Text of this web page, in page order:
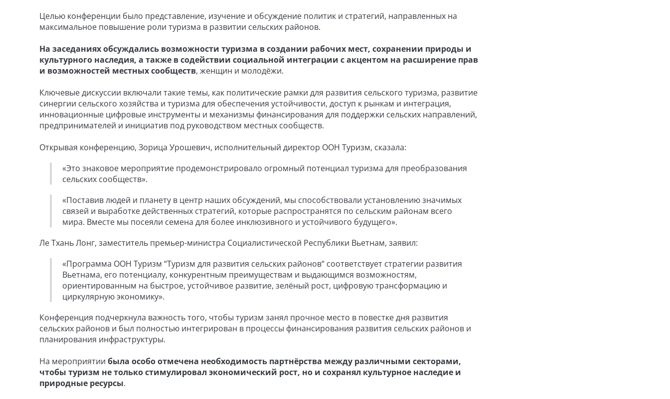
Целью конференции было представление, изучение и обсуждение политик и стратегий, направленных на
максимальное повышение роли туризма в развитии сельских районов.
На заседаниях обсуждались возможности туризма в создании рабочих мест, сохранении природы и
культурного наследия, а также в содействии социальной интеграции с акцентом на расширение прав
и возможностей местных сообществ, женщин и молодёжи.
Ключевые дискуссии включали такие темы, как политические рамки для развития сельского туризма, развитие
синергии сельского хозяйства и туризма для обеспечения устойчивости, доступ к рынкам и интеграция,
инновационные цифровые инструменты и механизмы финансирования для поддержки сельских направлений,
предпринимателей и инициатив под руководством местных сообществ.
Открывая конференцию, Зорица Урошевич, исполнительный директор ООН Туризм, сказала:
«Это знаковое мероприятие продемонстрировало огромный потенциал туризма для преобразования
сельских сообществ».
«Поставив людей и планету в центр наших обсуждений, мы способствовали установлению значимых
связей и выработке действенных стратегий, которые распространятся по сельским районам всего
мира. Вместе мы посеяли семена для более инклюзивного и устойчивого будущего».
Ле Тхань Лонг, заместитель премьер-министра Социалистической Республики Вьетнам, заявил:
«Программа ООН Туризм “Туризм для развития сельских районов“ соответствует стратегии развития
Вьетнама, его потенциалу, конкурентным преимуществам и выдающимся возможностям,
ориентированным на быстрое, устойчивое развитие, зелёный рост, цифровую трансформацию и
циркулярную экономику».
Конференция подчеркнула важность того, чтобы туризм занял прочное место в повестке дня развития
сельских районов и был полностью интегрирован в процессы финансирования развития сельских районов и
планирования инфраструктуры.
На мероприятии была особо отмечена необходимость партнёрства между различными секторами,
чтобы туризм не только стимулировал экономический рост, но и сохранял культурное наследие и
природные ресурсы.